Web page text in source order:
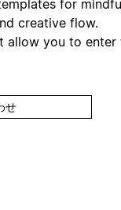
for
creative flow.
allow you to enter
せ